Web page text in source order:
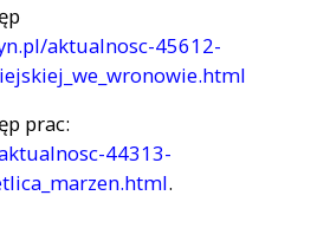
aktualnosc-45612-
prac:
44313-
.